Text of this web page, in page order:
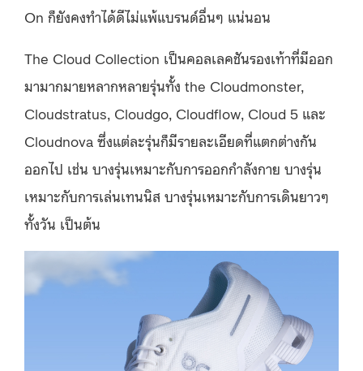
On ก็ยังคงทำได้ดีไม่แพ้แบรนด์อื่นๆ แน่นอน
The Cloud Collection เป็นคอลเลคชันรองเท้าที่มีออก
มามากมายหลากหลายรุ่นทั้ง the Cloudmonster,
Cloudstratus, Cloudgo, Cloudflow, Cloud 5 และ
Cloudnova ซึ่งแต่ละรุ่นก็มีรายละเอียดที่แตกต่างกัน
ออกไป เช่น บางรุ่นเหมาะกับการออกกำลังกาย บางรุ่น
เหมาะกับการเล่นเทนนิส บางรุ่นเหมาะกับการเดินยาวๆ
ทั้งวัน เป็นต้น